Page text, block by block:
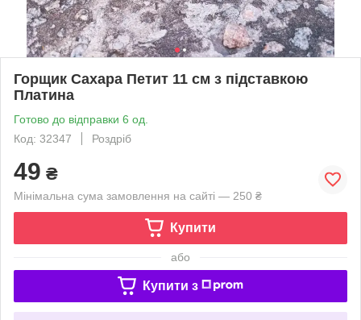
Горщик Сахара Петит 11 см з підставкою
Платина
Готово до відправки 6 од.
Код: 32347
Роздріб
49 ₴
Мінімальна сума замовлення на сайті — 250 ₴
Купити
або
Купити з